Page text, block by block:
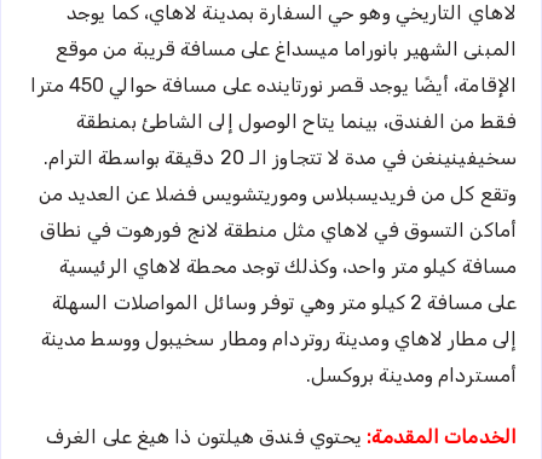
لاهاي التاريخي وهو حي السفارة بمدينة لاهاي، كما يوجد
المبنى الشهير بانوراما ميسداغ على مسافة قريبة من موقع
الإقامة، أيضًا يوجد قصر نورتاينده على مسافة حوالي 450 مترا
فقط من الفندق، بينما يتاح الوصول إلى الشاطئ بمنطقة
سخيفينينغن في مدة لا تتجاوز الـ 20 دقيقة بواسطة الترام.
وتقع كل من فريديسبلاس وموريتشويس فضلا عن العديد من
أماكن التسوق في لاهاي مثل منطقة لانج فورهوت في نطاق
مسافة كيلو متر واحد، وكذلك توجد محطة لاهاي الرئيسية
على مسافة 2 كيلو متر وهي توفر وسائل المواصلات السهلة
إلى مطار لاهاي ومدينة روتردام ومطار سخيبول ووسط مدينة
أمستردام ومدينة بروكسل.
الخدمات المقدمة: يحتوي فندق هيلتون ذا هيغ على الغرف